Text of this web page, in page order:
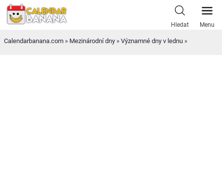
Skip
Hledat Menu
Calendarbanana.com » Mezinárodní dny » Významné dny v lednu »